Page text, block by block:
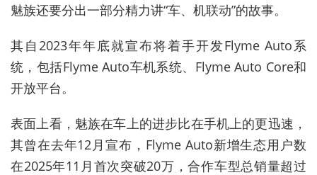
魅族还要分出一部分精力讲“车、机联动”的故事。
其自2023年年底就宣布将着手开发Flyme Auto系
统，包括Flyme Auto车机系统、Flyme Auto Core和
开放平台。
表面上看，魅族在车上的进步比在手机上的更迅速，
其曾在去年12月宣布，Flyme Auto新增生态用户数
在2025年11月首次突破20万，合作车型总销量超过